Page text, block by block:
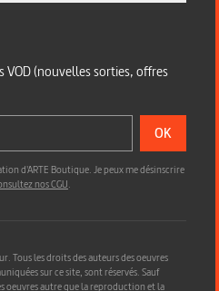
VOD (nouvelles sorties, offres
OK
d'ARTE Boutique. Je peux me désinscrire
nos CGU.
Tous les droits des auteurs des oeuvres
sur ce site, sont réservés. Sauf
autre que la reproduction et la